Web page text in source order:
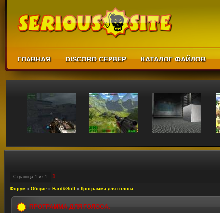
ГЛАВНАЯ DISCORD СЕРВЕР КАТАЛОГ ФАЙЛОВ
Страница 1 из 1 1
Форум » Общие » Hard&Soft » Программа для голоса.
ПРОГРАММА ДЛЯ ГОЛОСА.